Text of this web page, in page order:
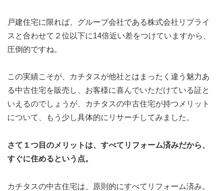
戸建住宅に限れば、グループ会社である株式会社リプライ
スと合わせて２位以下に14倍近い差をつけていますから、
圧倒的ですね。
この実績こそが、カチタスが他社とはまったく違う魅力あ
る中古住宅を販売し、お客様に喜んでいただけている証と
いえるのでしょうが、カチタスの中古住宅が持つメリット
について、もう少し具体的にリサーチしてみました。
さて１つ目のメリットは、すべてリフォーム済みだから、
すぐに住めるという点。
カチタスの中古住宅は、原則的にすべてリフォーム済み。